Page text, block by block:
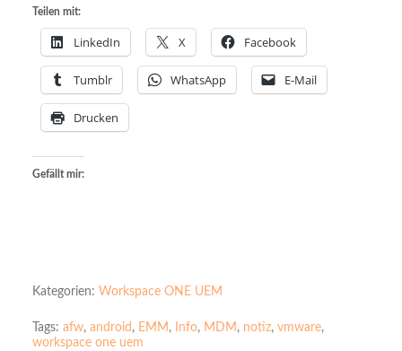
Teilen mit:
LinkedIn X Facebook
Tumblr WhatsApp E-Mail
Drucken
Gefällt mir:
Kategorien: Workspace ONE UEM
Tags: afw, android , EMM , Info, MDM , notiz, vmware,
workspace one uem